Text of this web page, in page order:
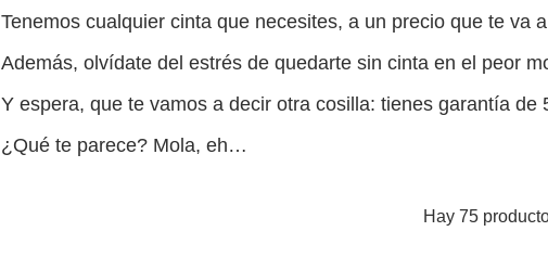
Tenemos cualquier cinta que necesites, a un precio que te va
Además, olvídate del estrés de quedarte sin cinta en el peor
Y espera, que te vamos a decir otra cosilla: tienes garantía de
¿Qué te parece? Mola, eh…
Hay 75